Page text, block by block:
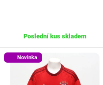
Poslední kus skladem
Novinka